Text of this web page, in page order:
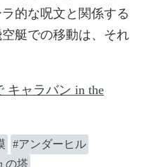
的な呪文と関係する
艇での移動は、それ
キャラバン in the
アンダーヒル
の塔